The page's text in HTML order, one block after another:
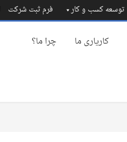
توسعه کسب و کار فرم ثبت شرکت
کاریاری ما چرا ما؟